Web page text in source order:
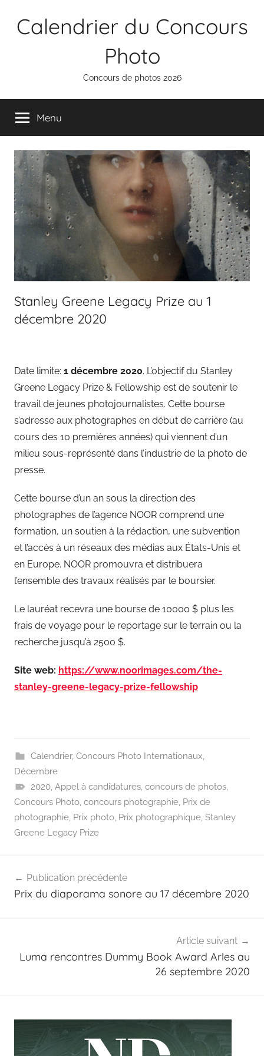
Calendrier du Concours
Photo
Concours de photos 2026
Menu
Stanley Greene Legacy Prize au 1
décembre 2020
Date limite: 1 décembre 2020. L’objectif du Stanley
Greene Legacy Prize & Fellowship est de soutenir le
travail de jeunes photojournalistes. Cette bourse
s’adresse aux photographes en début de carrière (au
cours des 10 premières années) qui viennent d’un
milieu sous-représenté dans l’industrie de la photo de
presse.
Cette bourse d’un an sous la direction des
photographes de l’agence NOOR comprend une
formation, un soutien à la rédaction, une subvention
et l’accès à un réseaux des médias aux États-Unis et
en Europe. NOOR promouvra et distribuera
l’ensemble des travaux réalisés par le boursier.
Le lauréat recevra une bourse de 10000 $ plus les
frais de voyage pour le reportage sur le terrain ou la
recherche jusqu’à 2500 $.
Site web: https://www.noorimages.com/the-
stanley-greene-legacy-prize-fellowship
Calendrier, Concours Photo Internationaux,
Décembre
2020, Appel à candidatures, concours de photos,
Concours Photo, concours photographie, Prix de
photographie, Prix photo, Prix photographique, Stanley
Greene Legacy Prize
de
Publication précédente
Prix du diaporama sonore au 17 décembre 2020
Article suivant
Luma rencontres Dummy Book Award Arles au
26 septembre 2020